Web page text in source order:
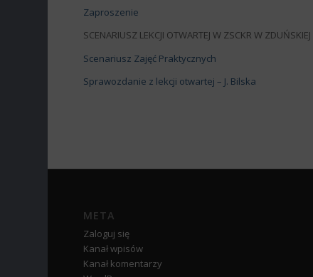
Zaproszenie
SCENARIUSZ LEKCJI OTWARTEJ W ZSCKR W
Scenariusz Zajęć Praktycznych
Sprawozdanie z lekcji otwartej – J. Bilska
META
Zaloguj się
Kanał wpisów
Kanał komentarzy